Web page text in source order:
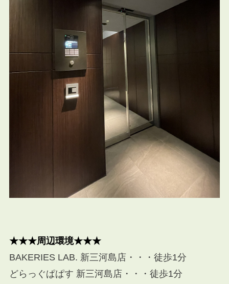
★★★周辺環境★★★
BAKERIES LAB. 新三河島店・・・徒歩1分
どらっぐぱぱす 新三河島店・・・徒歩1分